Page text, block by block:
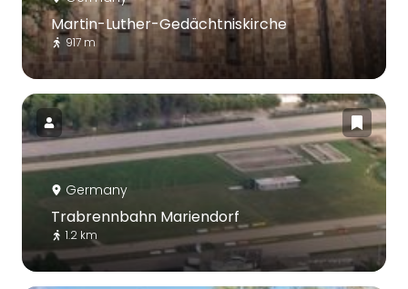
Martin-Luther-Gedächtniskirche
917 m
Germany
Trabrennbahn Mariendorf
1.2 km